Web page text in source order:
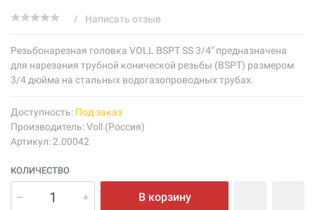
/ Написать отзыв
Резьбонарезная головка VOLL BSPT SS 3/4" предназначена
для нарезания трубной конической резьбы (BSPT) размером
3/4 дюйма на стальных водогазопроводных трубах.
Доступность: Под заказ
Производитель:Voll (Россия)
Артикул: 2.00042
КОЛИЧЕСТВО
В корзину